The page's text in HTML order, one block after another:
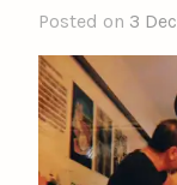
Posted on 3